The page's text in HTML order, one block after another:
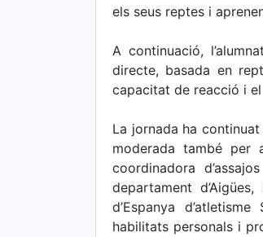
els seus reptes i
A continuació,
directe, basada en
capacitat de reacció i el
La jornada ha continuat
moderada també per
coordinadora
departament
d’Espanya
habilitats personals i